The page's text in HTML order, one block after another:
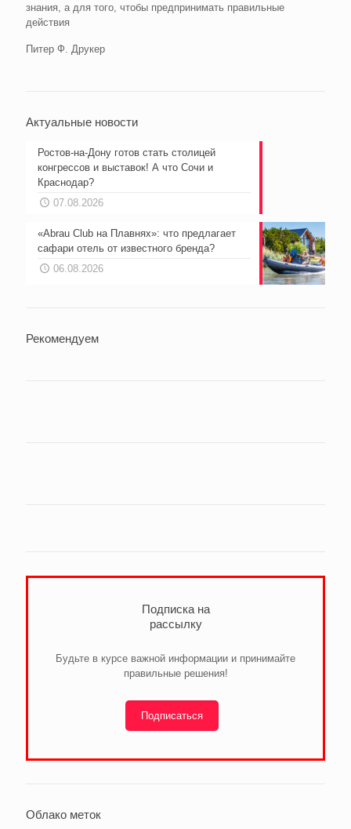
знания, а для того, чтобы предпринимать правильные
действия
Питер Ф. Друкер
Актуальные новости
Ростов-на-Дону готов стать столицей
конгрессов и выставок! А что Сочи и
Краснодар?
07.08.2026
«Abrau Club на Плавнях»: что предлагает
сафари отель от известного бренда?
06.08.2026
Рекомендуем
Подписка на
рассылку
Будьте в курсе важной информации и принимайте
правильные решения!
Подписаться
Облако меток